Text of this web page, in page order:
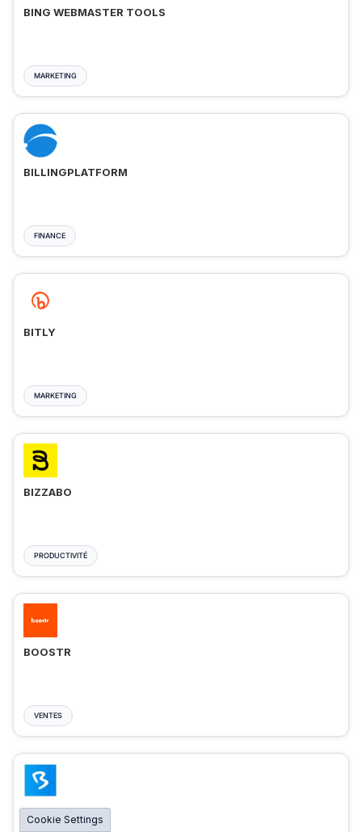
BING WEBMASTER TOOLS
MARKETING
BILLINGPLATFORM
FINANCE
BITLY
MARKETING
BIZZABO
PRODUCTIVITÉ
BOOSTR
VENTES
BIGMARKER
Cookie Settings